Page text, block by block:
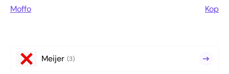
Moffo
Kop
Meijer (3)